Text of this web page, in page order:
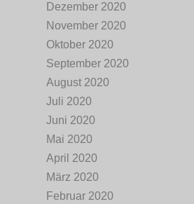
Dezember 2020
November 2020
Oktober 2020
September 2020
August 2020
Juli 2020
Juni 2020
Mai 2020
April 2020
März 2020
Februar 2020